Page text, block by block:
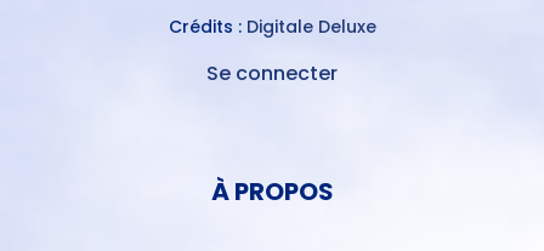
Crédits : Digitale Deluxe
Se connecter
À PROPOS